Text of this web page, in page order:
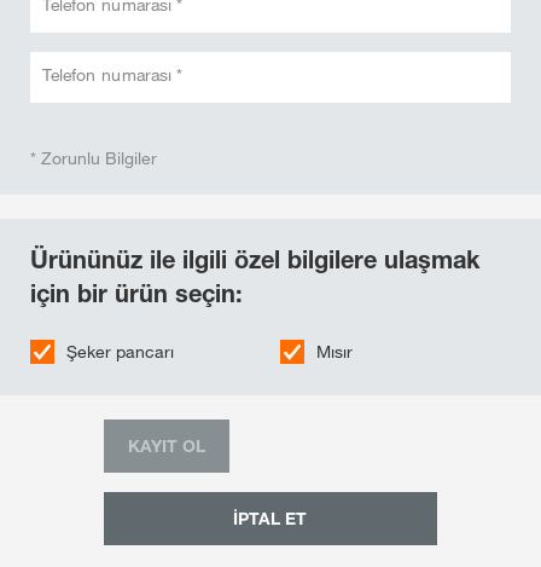
Telefon numarası *
Telefon numarası *
* Zorunlu Bilgiler
Ürününüz ile ilgili özel bilgilere ulaşmak
için bir ürün seçin:
Şeker pancarı Mısır
İPTAL ET
KAYIT OL